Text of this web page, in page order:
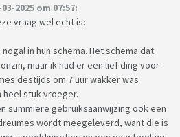
2025 om 07:57:
vraag wel echt is:
in hun schema. Het schema dat
maar ik had er een lief ding voor
destijds om 7 uur wakker was
heel stuk vroeger.
summiere gebruiksaanwijzing ook een
wordt meegeleverd, want die is